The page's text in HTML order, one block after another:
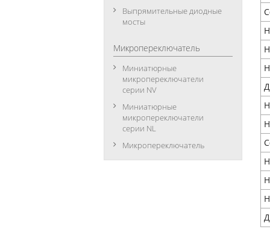
Выпрямительные диодные
мосты
Микропереключатель
Миниатюрные
микропереключатели
серии NV
Миниатюрные
микропереключатели
серии NL
Микропереключатель